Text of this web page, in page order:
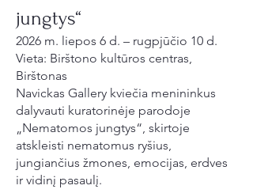
jungtys“
2026 m. liepos 6 d. – rugpjūčio 10 d.
Vieta: Birštono kultūros centras,
Birštonas
Navickas Gallery kviečia menininkus
dalyvauti kuratorinėje parodoje
„Nematomos jungtys“, skirtoje
atskleisti nematomus ryšius,
jungiančius žmones, emocijas, erdves
ir vidinį pasaulį.